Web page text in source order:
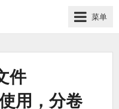
菜单
件
用，分卷